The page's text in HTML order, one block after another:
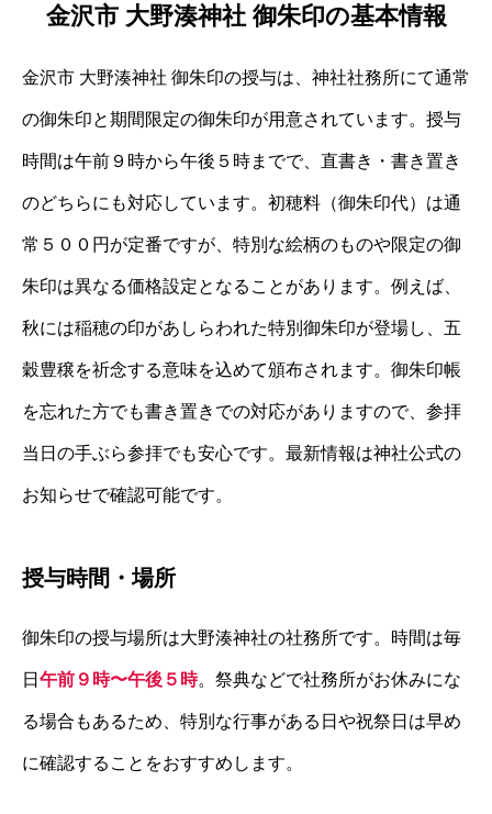
金沢市 大野湊神社 御朱印の基本情報
金沢市 大野湊神社 御朱印の授与は、神社社務所にて通常
の御朱印と期間限定の御朱印が用意されています。授与
時間は午前９時から午後５時までで、直書き・書き置き
のどちらにも対応しています。初穂料（御朱印代）は通
常５００円が定番ですが、特別な絵柄のものや限定の御
朱印は異なる価格設定となることがあります。例えば、
秋には稲穂の印があしらわれた特別御朱印が登場し、五
穀豊穣を祈念する意味を込めて頒布されます。御朱印帳
を忘れた方でも書き置きでの対応がありますので、参拝
当日の手ぶら参拝でも安心です。最新情報は神社公式の
お知らせで確認可能です。
授与時間・場所
御朱印の授与場所は大野湊神社の社務所です。時間は毎
日 午前９時〜午後５時。祭典などで社務所がお休みにな
る場合もあるため、特別な行事がある日や祝祭日は早め
に確認することをおすすめします。